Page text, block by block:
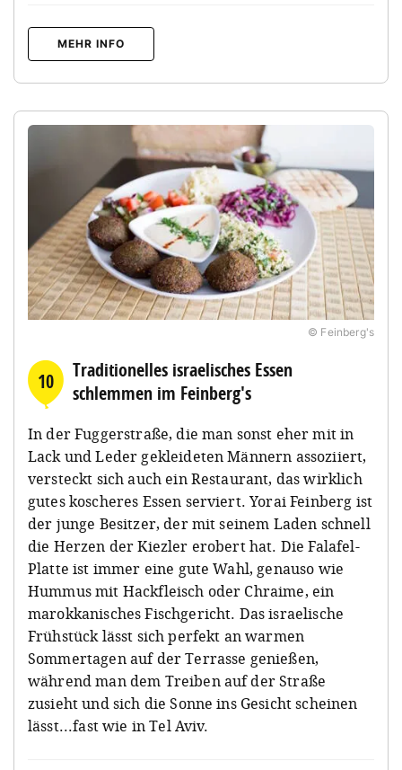
MEHR INFO
© Feinberg's
10
Traditionelles israelisches Essen
schlemmen im Feinberg's
In der Fuggerstraße, die man sonst eher mit in
Lack und Leder gekleideten Männern assoziiert,
versteckt sich auch ein Restaurant, das wirklich
gutes koscheres Essen serviert. Yorai Feinberg ist
der junge Besitzer, der mit seinem Laden schnell
die Herzen der Kiezler erobert hat. Die Falafel-
Platte ist immer eine gute Wahl, genauso wie
Hummus mit Hackfleisch oder Chraime, ein
marokkanisches Fischgericht. Das israelische
Frühstück lässt sich perfekt an warmen
Sommertagen auf der Terrasse genießen,
während man dem Treiben auf der Straße
zusieht und sich die Sonne ins Gesicht scheinen
lässt...fast wie in Tel Aviv.